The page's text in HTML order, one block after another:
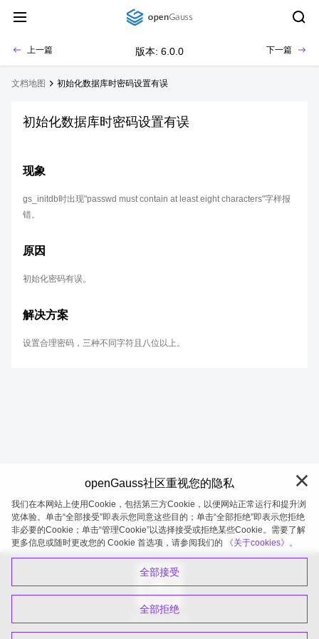
上一篇 版本: 6.0.0 下一篇
文档地图 初始化数据库时密码设置有误
初始化数据库时密码设置有误
现象
gs_initdb时出现"passwd must contain at least eight characters"字样报
错。
原因
初始化密码有误。
解决方案
设置合理密码，三种不同字符且八位以上。
openGauss 2026-08-06 20:11:32
openGauss社区重视您的隐私
我们在本网站上使用Cookie，包括第三方Cookie，以便网站正常运行和提升浏
览体验。单击“全部接受”即表示您同意这些目的；单击“全部拒绝”即表示您拒绝
非必要的Cookie；单击“管理Cookie”以选择接受或拒绝某些Cookie。需要了解
更多信息或随时更改您的 Cookie 首选项，请参阅我们的
《关于cookies》。
全部接受
全部拒绝